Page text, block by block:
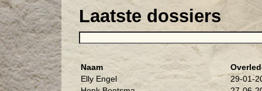
Laatste dossiers
Naam
Elly Engel
29-01-